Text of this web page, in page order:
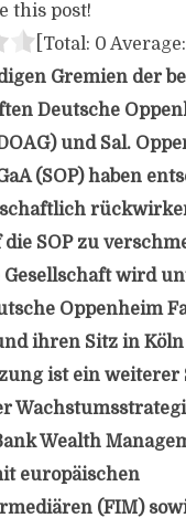
this post!
[Total: 0 Average:
Gremien der
Deutsche
und Sal.
(SOP) haben
SOP zu
wird
Oppenheim
ihren Sitz in Köln
ist ein
Wealth
europäischen
(FIM)